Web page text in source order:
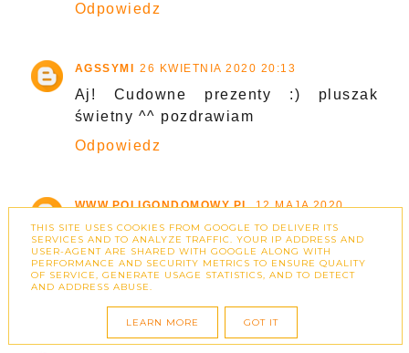
Odpowiedz
AGSSYMI 26 KWIETNIA 2020 20:13
Aj! Cudowne prezenty :) pluszak
świetny ^^ pozdrawiam
Odpowiedz
WWW.POLIGONDOMOWY.PL 12 MAJA 2020
00:49
Dzięki za podpowiedzi, teraz u nas
będzie sporo chrztów :)
THIS SITE USES COOKIES FROM GOOGLE TO DELIVER ITS
SERVICES AND TO ANALYZE TRAFFIC. YOUR IP ADDRESS AND
USER-AGENT ARE SHARED WITH GOOGLE ALONG WITH
PERFORMANCE AND SECURITY METRICS TO ENSURE QUALITY
OF SERVICE, GENERATE USAGE STATISTICS, AND TO DETECT
AND ADDRESS ABUSE.
LEARN MORE GOT IT